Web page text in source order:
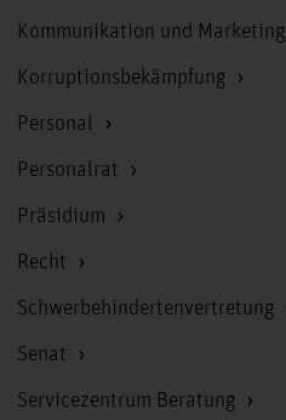
Kommunikation und Marketing
Korruptionsbekämpfung
Personal
Personalrat
Präsidium
Recht
Schwerbehindertenvertretung
Senat
Servicezentrum Beratung